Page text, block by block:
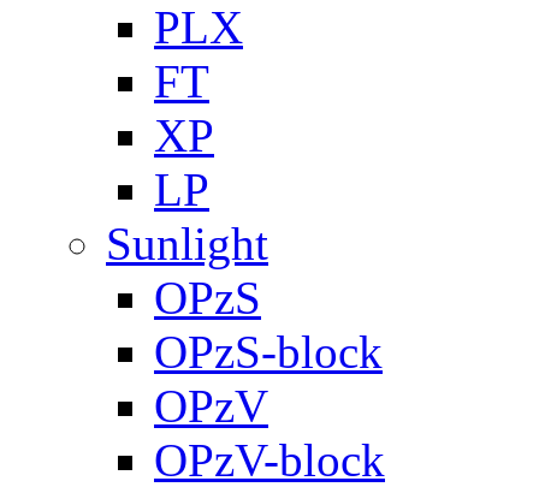
PLX
FT
XP
LP
Sunlight
OPzS
OPzS-block
OPzV
OPzV-block